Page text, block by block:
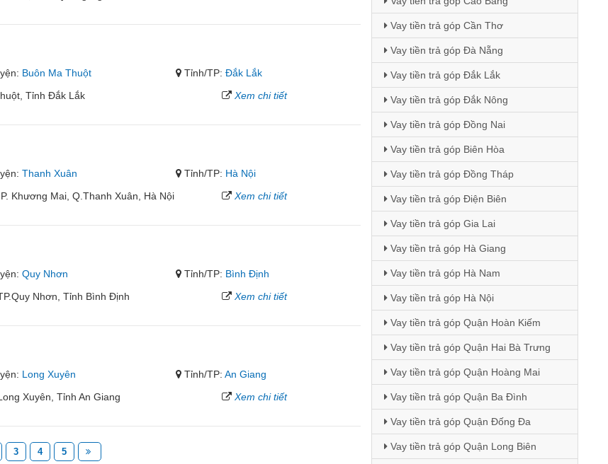
Buôn Ma Thuột Tỉnh/TP:Đắk Lắk
Tỉnh Đắk Lắk
Xem chi tiết
Thanh Xuân Tỉnh/TP: Hà Nội
Khương Mai, Q.Thanh Xuân, Hà Nội
Xem chi tiết
Quy Nhơn Tỉnh/TP: Bình Định
Nhơn, Tỉnh Bình Định
Xem chi tiết
Long Xuyên Tỉnh/TP:An Giang
Xuyên, Tỉnh An Giang
Xem chi tiết
3 4 5
Vay tiền trả góp Cần Thơ
Vay tiền trả góp Đà Nẵng
Vay tiền trả góp Đắk Lắk
Vay tiền trả góp Đắk Nông
Vay tiền trả góp Đồng Nai
Vay tiền trả góp Biên Hòa
Vay tiền trả góp Đồng Tháp
Vay tiền trả góp Điện Biên
Vay tiền trả góp Gia Lai
Vay tiền trả góp Hà Giang
Vay tiền trả góp Hà Nam
Vay tiền trả góp Hà Nội
Vay tiền trả góp Quận Hoàn Kiếm
Vay tiền trả góp Quận Hai Bà Trưng
Vay tiền trả góp Quận Hoàng Mai
Vay tiền trả góp Quận Ba Đình
Vay tiền trả góp Quận Đống Đa
Vay tiền trả góp Quận Long Biên